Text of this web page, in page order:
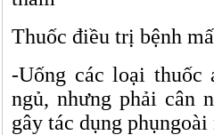
Thuốc điều trị bệnh
-Uống các loại thuốc
ngủ, nhưng phải cân
gây tác dụng